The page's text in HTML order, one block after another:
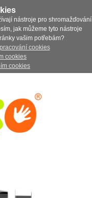
nástroje pro shromažďování
jak můžeme tyto nástroje
vašim potřebám?
cookies
cookies
cookies